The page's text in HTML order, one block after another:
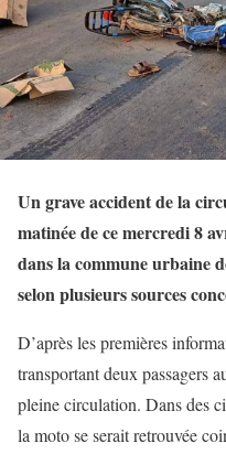
Un grave accident de la
matinée de ce mercredi 8
dans la commune urbaine
selon plusieurs sources
D’après les premières
transportant deux passagers
pleine circulation. Dans des
la moto se serait retrouvée